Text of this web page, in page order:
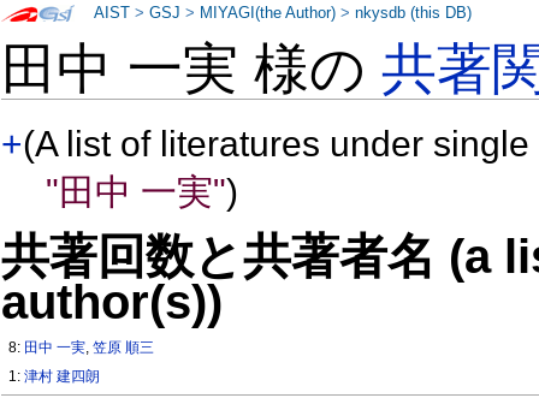
田中 一実 様の共著
+(A list of literatures under
"田中 一実")
共著回数と共著者名 (a
author(s))
8: 田中 一実,笠原 順三
1:津村 建四朗
AIST >GSJ > MIYAGI(the Author) >nkysdb (this DB)